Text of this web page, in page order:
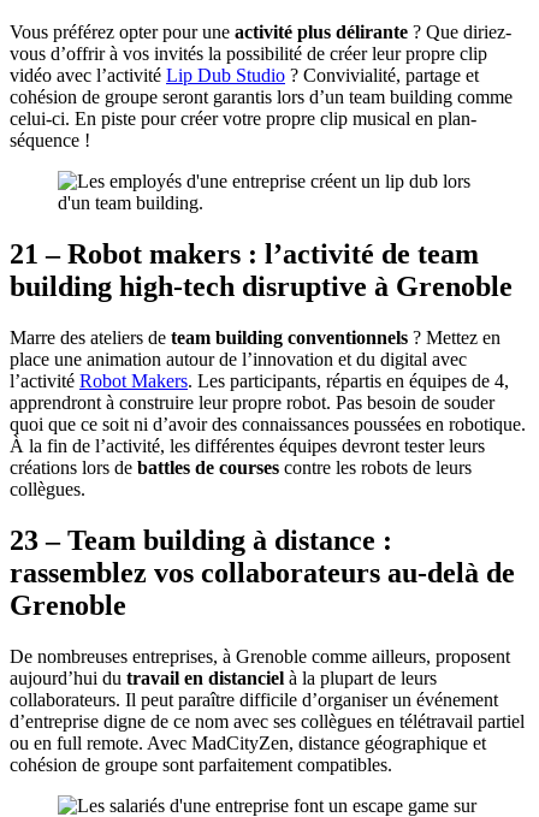
Vous préférez opter pour une activité plus délirante ? Que diriez-
vous d’offrir à vos invités la possibilité de créer leur propre clip
vidéo avec l’activité Lip Dub Studio ? Convivialité, partage et
cohésion de groupe seront garantis lors d’un team building comme
celui-ci. En piste pour créer votre propre clip musical en plan-
séquence !
21 – Robot makers : l’activité de team
building high-tech disruptive à Grenoble
Marre des ateliers de team building conventionnels ? Mettez en
place une animation autour de l’innovation et du digital avec
l’activité Robot Makers. Les participants, répartis en équipes de 4,
apprendront à construire leur propre robot. Pas besoin de souder
quoi que ce soit ni d’avoir des connaissances poussées en robotique.
À la fin de l’activité, les différentes équipes devront tester leurs
créations lors de battles de courses contre les robots de leurs
collègues.
23 – Team building à distance :
rassemblez vos collaborateurs au-delà de
Grenoble
De nombreuses entreprises, à Grenoble comme ailleurs, proposent
aujourd’hui du travail en distanciel à la plupart de leurs
collaborateurs. Il peut paraître difficile d’organiser un événement
d’entreprise digne de ce nom avec ses collègues en télétravail partiel
ou en full remote. Avec MadCityZen, distance géographique et
cohésion de groupe sont parfaitement compatibles.